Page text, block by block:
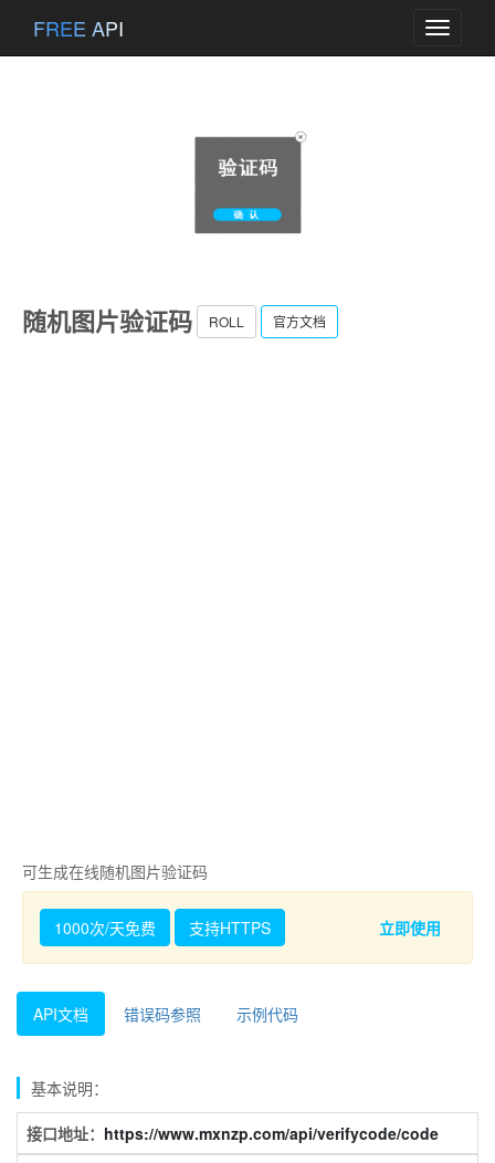
Toggle
FREE API
随机图片验证码 ROLL 官方文档
可生成在线随机图片验证码
1000次/天免费 支持HTTPS 立即使用
API文档 错误码参照 示例代码
基本说明：
接口地址： https://www.mxnzp.com/api/verifycode/code